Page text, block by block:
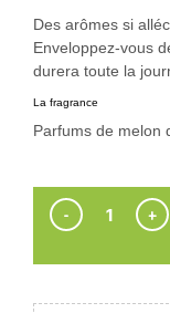
Des arômes si
Enveloppez-vous
durera toute la
La fragrance
Parfums de melon